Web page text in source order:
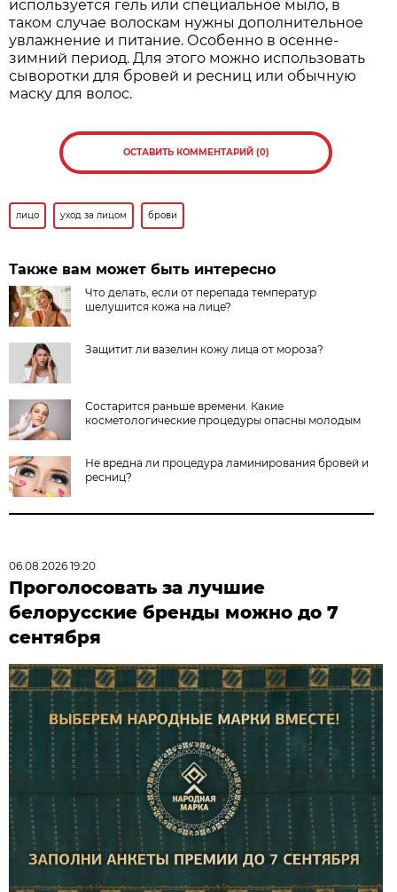
используется гель или специальное мыло, в
таком случае волоскам нужны дополнительное
увлажнение и питание. Особенно в осенне-
зимний период. Для этого можно использовать
сыворотки для бровей и ресниц или обычную
маску для волос.
ОСТАВИТЬ КОММЕНТАРИЙ (0)
лицо уход за лицом брови
Также вам может быть интересно
Что делать, если от перепада температур
шелушится кожа на лице?
Защитит ли вазелин кожу лица от мороза?
Состарится раньше времени. Какие
косметологические процедуры опасны молодым
Не вредна ли процедура ламинирования бровей и
ресниц?
06.08.2026 19:20
Проголосовать за лучшие
белорусские бренды можно до 7
сентября